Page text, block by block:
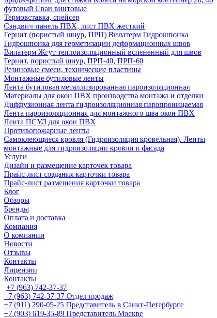
футовый Сваи винтовые
Термовставка, спейсер
Сэндвич-панель ПВХ, лист ПВХ жесткий
Гернит (пористый шнур, ПРП) Вилатерм Гидрошпонка
Гидрошпонка для герметизации деформационных швов
Вилатерм Жгут теплоизоляционный вспененный для швов
Гернит, пористый шнур, ПРП-40, ПРП-60
Резиновые смеси, технические пластины
Монтажные бутиловые ленты
Лента бутиловая металлизированная пароизоляционная
Материалы для окон ПВХ производства монтажа и отделки
Диффузионная лента гидроизоляционная паропроницаемая
Лента пароизоляционная для монтажного шва окон ПВХ
Лента ПСУЛ для окон ПВХ
Противопожарные ленты
Самоклеющиеся кровля (Гидроизоляция кровельная). Ленты
монтажные для гидроизоляции кровли и фасада
Услуги
Дизайн и размещение карточек товара
Прайс-лист создания карточки товара
Прайс-лист размещения карточки товара
Блог
Обзоры
Бренды
Оплата и доставка
Компания
О компании
Новости
Отзывы
Контакты
Лицензии
Контакты
+7 (963) 742-37-37
+7 (963) 742-37-37 Отдел продаж
+7 (911) 290-05-25 Представитель в Санкт-Петербурге
+7 (903) 619-35-89 Представитель Москве